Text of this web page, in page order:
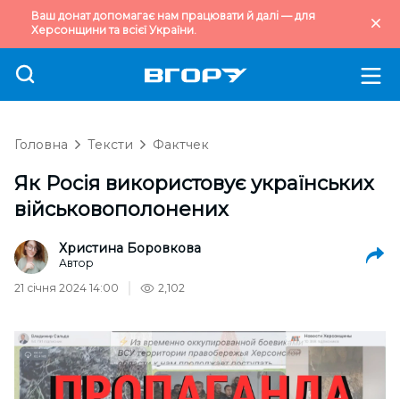
Ваш донат допомагає нам працювати й далі — для
Херсонщини та всієї України.
Головна Тексти Фактчек
Як Росія використовує українських
військовополонених
Христина Боровкова
Автор
21 січня 2024 14:00
2,102